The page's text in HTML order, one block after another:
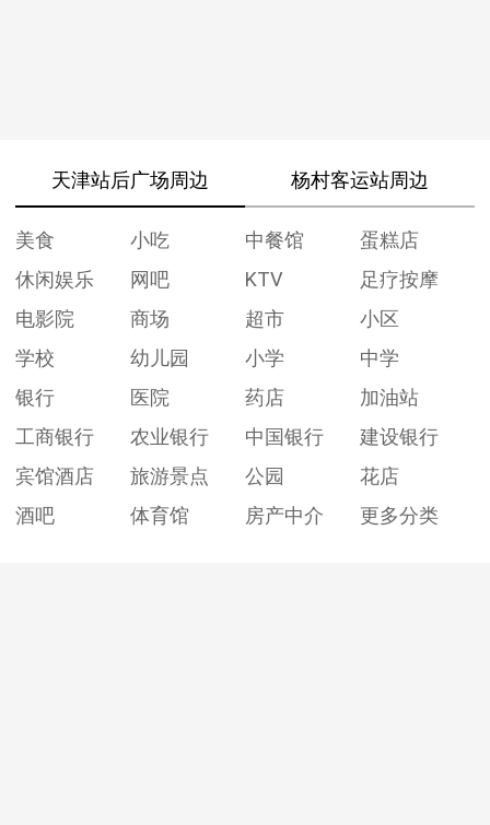
天津站后广场周边 杨村客运站周边
美食 小吃 中餐馆
蛋糕店
休闲娱乐
网吧 KTV
足疗按摩
电影院
商场 超市
小区
学校
幼儿园 小学
中学
银行
医院 药店
加油站
工商银行
农业银行 中国银行
建设银行
宾馆酒店
旅游景点 公园
花店
酒吧
体育馆 房产中介 更多分类